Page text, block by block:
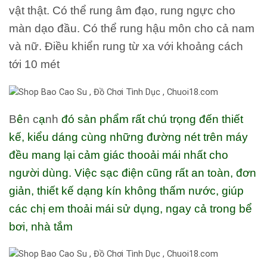
vật thật. Có thể rung âm đạo, rung ngực cho
màn dạo đầu. Có thể rung hậu môn cho cả nam
và nữ. Điều khiển rung từ xa với khoảng cách
tới 10 mét
Bên cạnh đó sản phẩm rất chú trọng đến thiết
kế, kiểu dáng cùng những đường nét trên máy
đều mang lại cảm giác thooải mái nhất cho
người dùng. Việc sạc điện cũng rất an toàn, đơn
giản, thiết kế dạng kín không thấm nước, giúp
các chị em thoải mái sử dụng, ngay cả trong bể
bơi, nhà tắm